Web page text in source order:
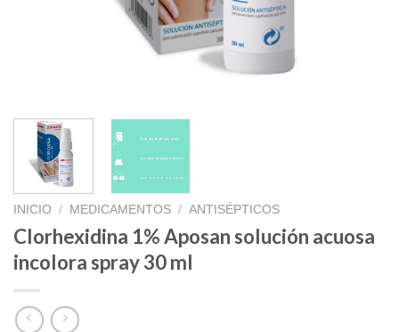
INICIO / MEDICAMENTOS / ANTISÉPTICOS
Clorhexidina 1% Aposan solución acuosa
incolora spray 30 ml